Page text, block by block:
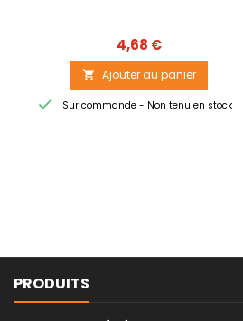
Prix
4,68 €
 Ajouter au panier
 Sur commande - Non tenu en stock
PRODUITS